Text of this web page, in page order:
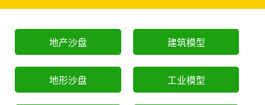
地产沙盘 建筑模型
地形沙盘 工业模型